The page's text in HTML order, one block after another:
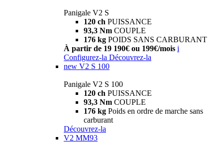
Panigale V2 S
120 ch PUISSANCE
93,3 Nm COUPLE
176 kg POIDS SANS CARBURANT
À partir de 19 190€ ou 199€/mois i
Configurez-la Découvrez-la
new V2 S 100
Panigale V2 S 100
120 ch PUISSANCE
93,3 Nm COUPLE
176 kg Poids en ordre de marche sans
carburant
Découvrez-la
V2 MM93